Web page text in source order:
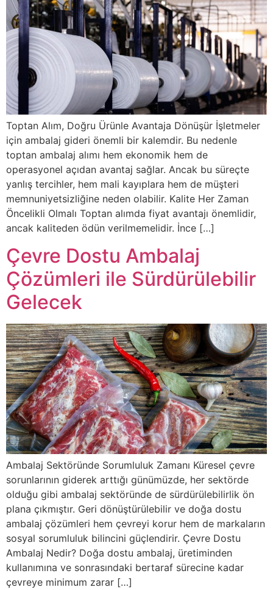
Toptan Alım, Doğru Ürünle Avantaja Dönüşür İşletmeler
için ambalaj gideri önemli bir kalemdir. Bu nedenle
toptan ambalaj alımı hem ekonomik hem de
operasyonel açıdan avantaj sağlar. Ancak bu süreçte
yanlış tercihler, hem mali kayıplara hem de müşteri
memnuniyetsizliğine neden olabilir. Kalite Her Zaman
Öncelikli Olmalı Toptan alımda fiyat avantajı önemlidir,
ancak kaliteden ödün verilmemelidir. İnce […]
Çevre Dostu Ambalaj
Çözümleri ile Sürdürülebilir
Gelecek
Ambalaj Sektöründe Sorumluluk Zamanı Küresel çevre
sorunlarının giderek arttığı günümüzde, her sektörde
olduğu gibi ambalaj sektöründe de sürdürülebilirlik ön
plana çıkmıştır. Geri dönüştürülebilir ve doğa dostu
ambalaj çözümleri hem çevreyi korur hem de markaların
sosyal sorumluluk bilincini güçlendirir. Çevre Dostu
Ambalaj Nedir? Doğa dostu ambalaj, üretiminden
kullanımına ve sonrasındaki bertaraf sürecine kadar
çevreye minimum zarar […]